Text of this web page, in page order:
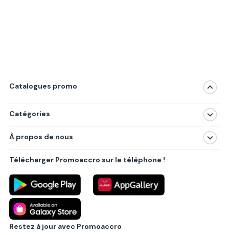
Catalogues promo
Catégories
Produits
Villes principales
À propos de nous
Politique de confidentialité
Règlements
Partenariat B2B
Blog
Contact
Télécharger Promoaccro sur le téléphone !
Restez à jour avec Promoaccro